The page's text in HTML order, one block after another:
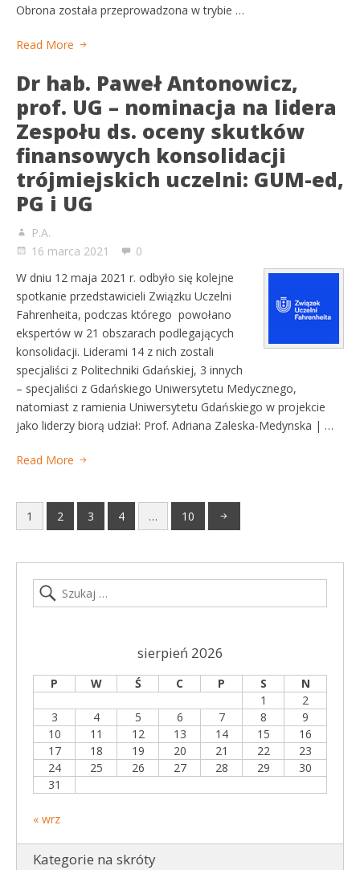
Obrona została przeprowadzona w trybie …
Read More
Dr hab. Paweł Antonowicz,
prof. UG – nominacja na lidera
Zespołu ds. oceny skutków
finansowych konsolidacji
trójmiejskich uczelni: GUM-ed,
PG i UG
P.A.
16 marca 2021
0
W dniu 12 maja 2021 r. odbyło się kolejne
spotkanie przedstawicieli Związku Uczelni
Fahrenheita, podczas którego powołano
ekspertów w 21 obszarach podlegających
konsolidacji. Liderami 14 z nich zostali
specjaliści z Politechniki Gdańskiej, 3 innych
– specjaliści z Gdańskiego Uniwersytetu Medycznego,
natomiast z ramienia Uniwersytetu Gdańskiego w projekcie
jako liderzy biorą udział: Prof. Adriana Zaleska-Medynska | …
Read More
1 2 3 4 … 10
sierpień 2026
P W Ś C P S
N
1
2
3
4 5 6 7 8
9
10
11 12 13 14 15
16
17
18 19 20 21 22
23
24
25 26 27 28 29
30
31
« wrz
Kategorie na skróty